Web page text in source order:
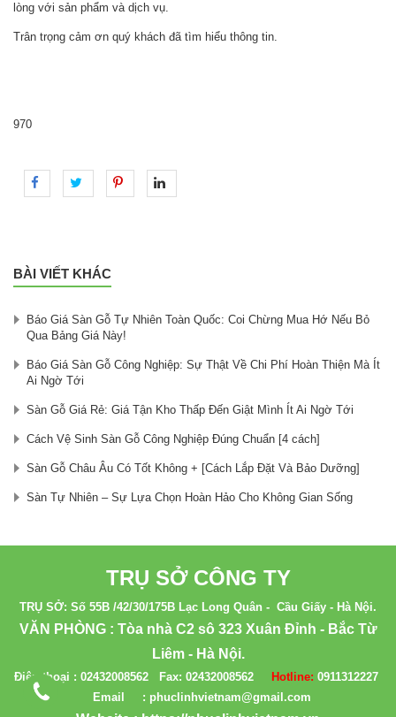
lòng với sản phẩm và dịch vụ.
Trân trọng cảm ơn quý khách đã tìm hiểu thông tin.
970
BÀI VIẾT KHÁC
Báo Giá Sàn Gỗ Tự Nhiên Toàn Quốc: Coi Chừng Mua Hớ Nếu Bỏ
Qua Bảng Giá Này!
Báo Giá Sàn Gỗ Công Nghiệp: Sự Thật Về Chi Phí Hoàn Thiện Mà Ít
Ai Ngờ Tới
Sàn Gỗ Giá Rẻ: Giá Tận Kho Thấp Đến Giật Mình Ít Ai Ngờ Tới
Cách Vệ Sinh Sàn Gỗ Công Nghiệp Đúng Chuẩn [4 cách]
Sàn Gỗ Châu Âu Có Tốt Không + [Cách Lắp Đặt Và Bảo Dưỡng]
Sàn Tự Nhiên – Sự Lựa Chọn Hoàn Hảo Cho Không Gian Sống
TRỤ SỞ CÔNG TY
TRỤ SỞ: Số 55B /42/30/175B Lạc Long Quân - Cầu Giấy - Hà Nội.
VĂN PHÒNG : Tòa nhà C2 sô 323 Xuân Đỉnh - Bắc Từ
Liêm - Hà Nội.
Điện thoại : 02432008562 Fax: 02432008562 Hotline: 0911312227
Email : phuclinhvietnam@gmail.com